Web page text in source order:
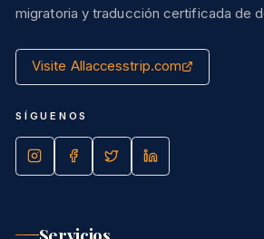
migratoria y traducción certificada de
Visite Allaccesstrip.com
SÍGUENOS
Servicios